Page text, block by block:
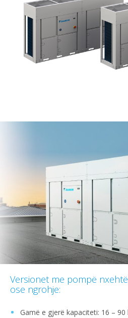
Versionet me pompë
ose ngrohje:
Gamë e gjerë kapaciteti: 16 – 90